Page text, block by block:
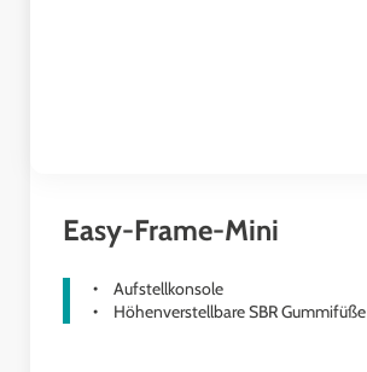
Easy-Frame-Mini
Aufstellkonsole
Höhenverstellbare SBR Gummifüße